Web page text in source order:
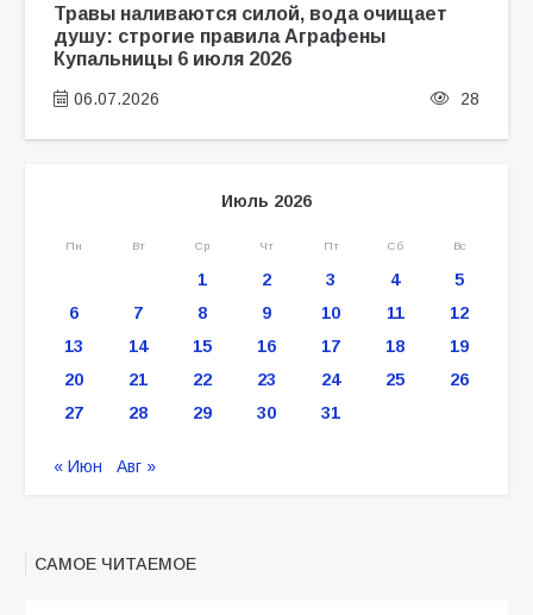
Травы наливаются силой, вода очищает
душу: строгие правила Аграфены
Купальницы 6 июля 2026
06.07.2026 28
Июль 2026
Пн Вт Ср Чт Пт Сб Вс
1 2 3 4
5
6
7 8 9 10 11
12
13
14 15 16 17 18
19
20
21 22 23 24 25
26
27
28 29 30 31
« Июн Авг »
САМОЕ ЧИТАЕМОЕ